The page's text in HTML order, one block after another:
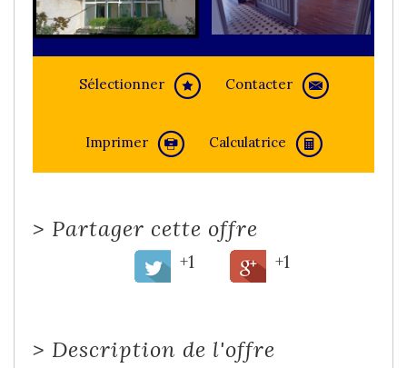
Sélectionner Contacter
Imprimer Calculatrice
> Partager cette offre
+1 +1
> Description de l'offre